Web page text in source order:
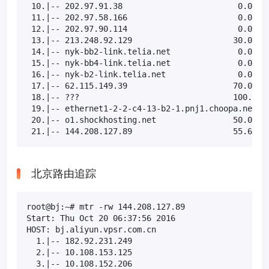
10.|-- 202.97.91.38                        0.0%
11.|-- 202.97.58.166                       0.0%
12.|-- 202.97.90.114                       0.0%
13.|-- 213.248.92.129                     30.0%
14.|-- nyk-bb2-link.telia.net              0.0%
15.|-- nyk-bb4-link.telia.net              0.0%
16.|-- nyk-b2-link.telia.net               0.0%
17.|-- 62.115.149.39                      70.0%
18.|-- ???                                100.0
19.|-- ethernet1-2-2-c4-13-b2-1.pnj1.choopa.net
20.|-- o1.shockhosting.net                50.0%
21.|-- 144.208.127.89                     55.6%
北京路由追踪
root@bj:~# mtr -rw 144.208.127.89
Start: Thu Oct 20 06:37:56 2016
HOST: bj.aliyun.vpsr.com.cn
1.|-- 182.92.231.249
2.|-- 10.108.153.125
3.|-- 10.108.152.206